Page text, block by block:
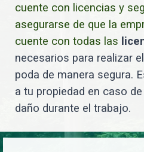
cuente con licencias y
asegurarse de que la
cuente con todas las
necesarios para realizar
poda de manera segura.
a tu propiedad en caso
daño durante el trabajo.